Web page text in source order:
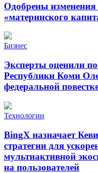
Одобрены изменения
«материнского
Бизнес
Эксперты оценили
Республики Коми
федеральной
Технологии
BingX назначает
стратегии для
мультиактивной
на пользователей